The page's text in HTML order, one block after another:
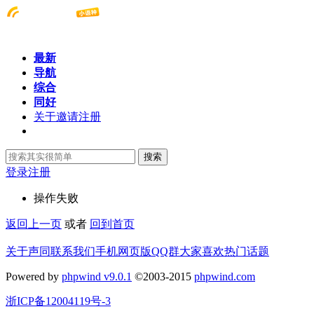
最新
导航
综合
同好
关于邀请注册
搜索
登录注册
操作失败
返回上一页 或者 回到首页
关于声同联系我们手机网页版QQ群大家喜欢热门话题
Powered by phpwind v9.0.1 ©2003-2015 phpwind.com
浙ICP备12004119号-3